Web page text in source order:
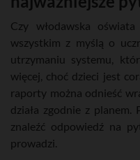
Czy włodawska
wszystkim z myślą o
utrzymaniu systemu,
więcej, choć dzieci jest
raporty można odnieść
działa zgodnie z
znaleźć odpowiedź na
prowadzi.